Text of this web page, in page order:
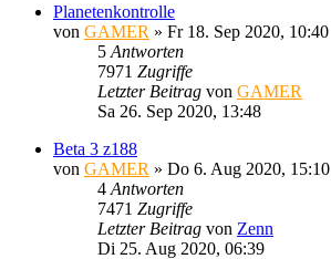
Planetenkontrolle
von GAMER » Fr 18. Sep 2020, 10:40
5 Antworten
7971 Zugriffe
Letzter Beitrag von GAMER
Sa 26. Sep 2020, 13:48
Beta 3 z188
von GAMER » Do 6. Aug 2020, 15:10
4 Antworten
7471 Zugriffe
Letzter Beitrag von Zenn
Di 25. Aug 2020, 06:39